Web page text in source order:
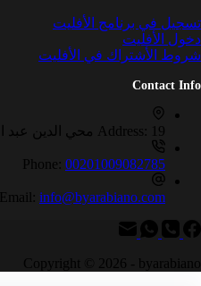
تسجيل في برنامج الأفليت
دخول الأفليت
شروط الأشتراك في الأفليت
Contact Info
Address: 19 محي الدين عبد الحميد القاهرة
Phone: 00201009082785
Email: info@byarabiano.com
Copyright © 2026 - byarabiano